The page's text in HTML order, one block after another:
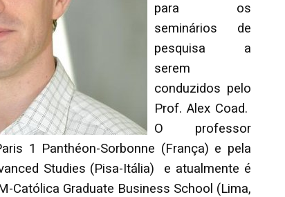
para os
seminários de
pesquisa a
serem
conduzidos pelo
Prof. Alex Coad.
O professor
1 Panthéon-Sorbonne (França) e pela
Studies (Pisa-Itália) e atualmente é
Católica Graduate Business School (Lima,